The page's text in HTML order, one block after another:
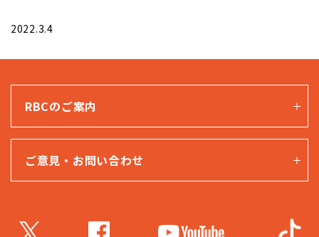
2022.3.4
RBCのご案内
ご意見・お問い合わせ